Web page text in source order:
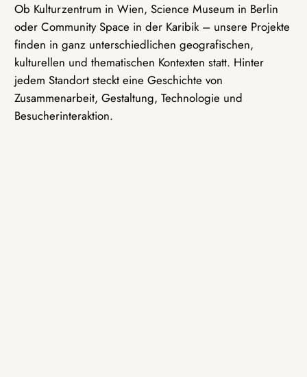
Ob Kulturzentrum in Wien, Science Museum in Berlin
oder Community Space in der Karibik – unsere Projekte
finden in ganz unterschiedlichen geografischen,
kulturellen und thematischen Kontexten statt. Hinter
jedem Standort steckt eine Geschichte von
Zusammenarbeit, Gestaltung, Technologie und
Besucherinteraktion.